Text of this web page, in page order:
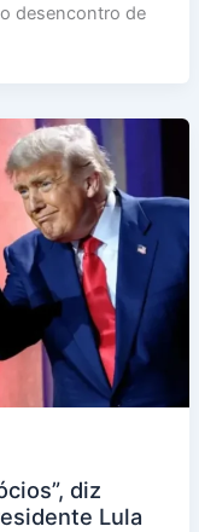
desencontro de
diz
Lula